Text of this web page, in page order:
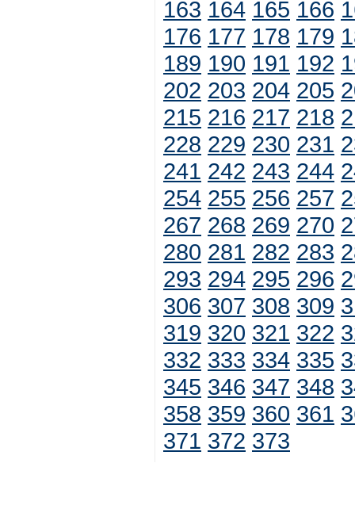
163 164 165 166
176 177 178 179
189 190 191 192
202 203 204 205
215 216 217 218
228 229 230 231
241 242 243 244
254 255 256 257
267 268 269 270
280 281 282 283
293 294 295 296
306 307 308 309
319 320 321 322
332 333 334 335
345 346 347 348
358 359 360 361
371 372 373